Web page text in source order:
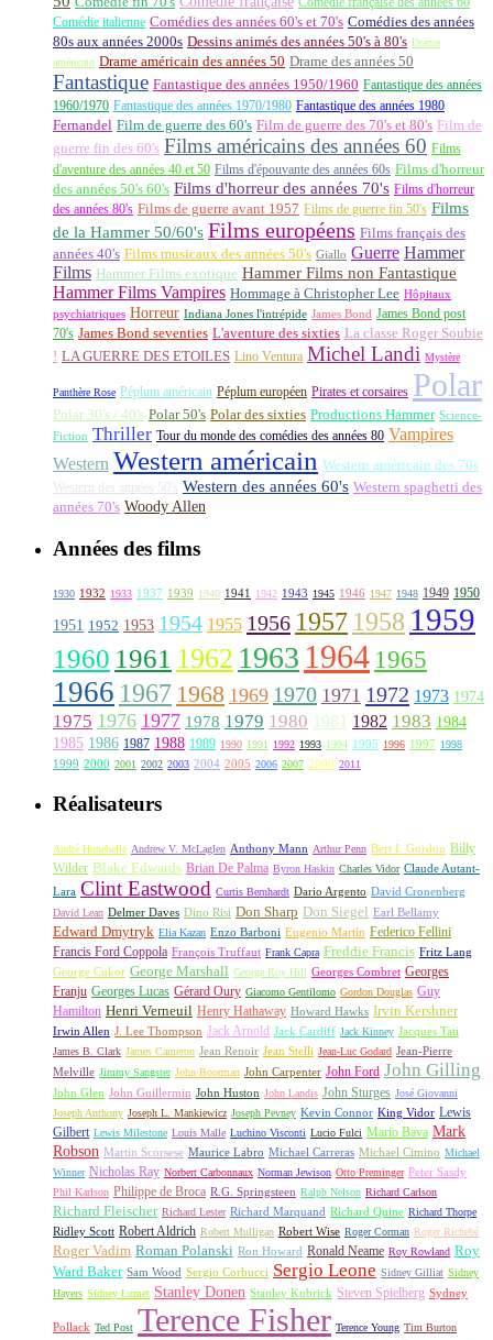
Comédie italienne Comédies des années 60's et 70's Comédies des années
80s aux années 2000s Dessins animés des années 50's à 80's Drame
américain Drame américain des années 50 Drame des années 50
Fantastique Fantastique des années 1950/1960 Fantastique des années
1960/1970 Fantastique des années 1970/1980 Fantastique des années 1980
Fernandel Film de guerre des 60's Film de guerre des 70's et 80's Film de
guerre fin des 60's Films américains des années 60 Films
d'aventure des années 40 et 50 Films d'épouvante des années 60s Films d'horreur
des années 50's 60's Films d'horreur des années 70's Films d'horreur
des années 80's Films de guerre avant 1957 Films de guerre fin 50's Films
de la Hammer 50/60's Films européens Films français des
années 40's Films musicaux des années 50's Giallo Guerre Hammer
Films Hammer Films exotique Hammer Films non Fantastique
Hammer Films Vampires Hommage à Christopher Lee Hôpitaux
psychiatriques Horreur Indiana Jones l'intrépide James Bond James Bond post
70's James Bond seventies L'aventure des sixties La classe Roger Soubie
! LA GUERRE DES ETOILES Lino Ventura Michel Landi Mystère
Panthère Rose Péplum américain Péplum européen Pirates et corsaires Polar
Polar 30's / 40's Polar 50's Polar des sixties Productions Hammer Science-
Fiction Thriller Tour du monde des comédies des années 80 Vampires
Western Western américain Western américain des 70s
Western des années 50's Western des années 60's Western spaghetti des
années 70's Woody Allen
Années des films
1930 1932 1933 1937 1939 1940 1941 1942 1943 1945 1946 1947 1948 1949 1950
1951 1952 1953 1954 1955 1956 1957 1958 1959
1960 1961 1962 1963 1964 1965
1966 1967 1968 1969 1970 1971 1972 1973 1974
1975 1976 1977 1978 1979 1980 1981 1982 1983 1984
1985 1986 1987 1988 1989 1990 1991 1992 1993 1994 1995 1996 1997 1998
1999 2000 2001 2002 2003 2004 2005 2006 2007 2008 2011
Réalisateurs
André Hunebelle Andrew V. McLaglen Anthony Mann Arthur Penn Bert I. Gordon Billy
Wilder Blake Edwards Brian De Palma Byron Haskin Charles Vidor Claude Autant-
Lara Clint Eastwood Curtis Bernhardt Dario Argento David Cronenberg
David Lean Delmer Daves Dino Risi Don Sharp Don Siegel Earl Bellamy
Edward Dmytryk Elia Kazan Enzo Barboni Eugenio Martín Federico Fellini
Francis Ford Coppola François Truffaut Frank Capra Freddie Francis Fritz Lang
George Cukor George Marshall George Roy Hill Georges Combret Georges
Franju Georges Lucas Gérard Oury Giacomo Gentilomo Gordon Douglas Guy
Hamilton Henri Verneuil Henry Hathaway Howard Hawks Irvin Kershner
Irwin Allen J. Lee Thompson Jack Arnold Jack Cardiff Jack Kinney Jacques Tati
James B. Clark James Cameron Jean Renoir Jean Stelli Jean-Luc Godard Jean-Pierre
Melville Jimmy Sangster John Boorman John Carpenter John Ford John Gilling
John Glen John Guillermin John Huston John Landis John Sturges José Giovanni
Joseph Anthony Joseph L. Mankiewicz Joseph Pevney Kevin Connor King Vidor Lewis
Gilbert Lewis Milestone Louis Malle Luchino Visconti Lucio Fulci Mario Bava Mark
Robson Martin Scorsese Maurice Labro Michael Carreras Michael Cimino Michael
Winner Nicholas Ray Norbert Carbonnaux Norman Jewison Otto Preminger Peter Sasdy
Phil Karlson Philippe de Broca R.G. Springsteen Ralph Nelson Richard Carlson
Richard Fleischer Richard Lester Richard Marquand Richard Quine Richard Thorpe
Ridley Scott Robert Aldrich Robert Mulligan Robert Wise Roger Corman Roger Richebé
Roger Vadim Roman Polanski Ron Howard Ronald Neame Roy Rowland Roy
Ward Baker Sam Wood Sergio Corbucci Sergio Leone Sidney Gilliat Sidney
Hayers Sidney Lumet Stanley Donen Stanley Kubrick Steven Spielberg Sydney
Pollack Ted Post Terence Fisher Terence Young Tim Burton